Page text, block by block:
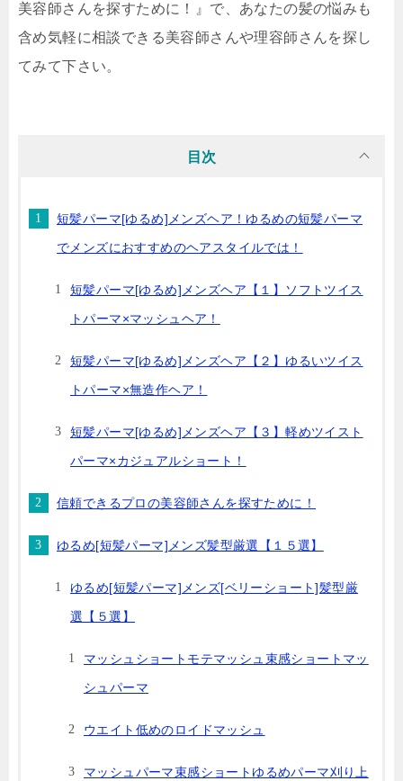
美容師さんを探すために！』で、あなたの髪の悩みも
含め気軽に相談できる美容師さんや理容師さんを探し
てみて下さい。
目次
短髪パーマ[ゆるめ]メンズヘア！ゆるめの短髪パーマ
でメンズにおすすめのヘアスタイルでは！
短髪パーマ[ゆるめ]メンズヘア【１】ソフトツイス
トパーマ×マッシュヘア！
短髪パーマ[ゆるめ]メンズヘア【２】ゆるいツイス
トパーマ×無造作ヘア！
短髪パーマ[ゆるめ]メンズヘア【３】軽めツイスト
パーマ×カジュアルショート！
信頼できるプロの美容師さんを探すために！
ゆるめ[短髪パーマ]メンズ髪型厳選【１５選】
ゆるめ[短髪パーマ]メンズ[ベリーショート]髪型厳
選【５選】
マッシュショートモテマッシュ束感ショートマッ
シュパーマ
ウエイト低めのロイドマッシュ
マッシュパーマ束感ショートゆるめパーマ刈り上